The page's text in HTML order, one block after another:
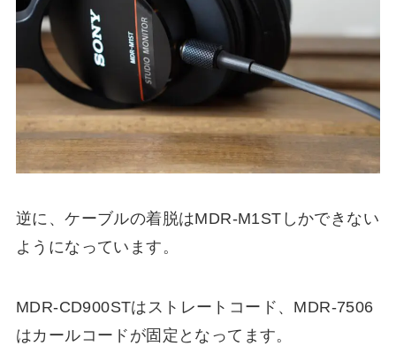
逆に、ケーブルの着脱はMDR-M1STしかできない
ようになっています。
MDR-CD900STはストレートコード、MDR-7506
はカールコードが固定となってます。